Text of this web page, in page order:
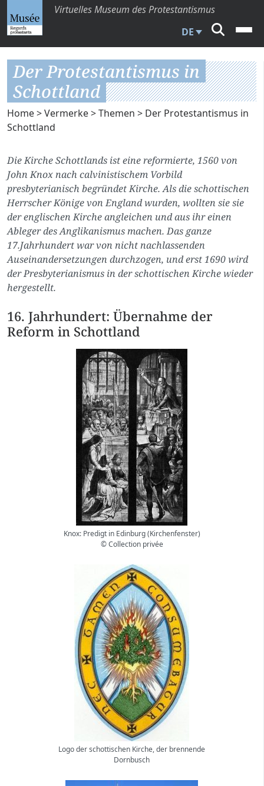
Virtuelles Museum des Protestantismus
DE
Der Protestantismus in
Schottland
Home>Vermerke>Themen > Der Protestantismus in
Schottland
Die Kirche Schottlands ist eine reformierte, 1560 von
John Knox nach calvinistischem Vorbild
presbyterianisch begründet Kirche. Als die schottischen
Herrscher Könige von England wurden, wollten sie sie
der englischen Kirche angleichen und aus ihr einen
Ableger des Anglikanismus machen. Das ganze
17.Jahrhundert war von nicht nachlassenden
Auseinandersetzungen durchzogen, und erst 1690 wird
der Presbyterianismus in der schottischen Kirche wieder
hergestellt.
16. Jahrhundert: Übernahme der
Reform in Schottland
Knox: Predigt in Edinburg (Kirchenfenster)
© Collection privée
Logo der schottischen Kirche, der brennende
Dornbusch